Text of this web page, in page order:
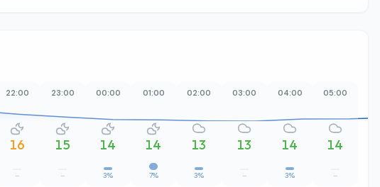
22:00
16
–
23:00
15
–
00:00
14
3%
01:00
14
7%
02:00
13
3%
03:00
13
–
04:00
14
3%
05:00
14
–